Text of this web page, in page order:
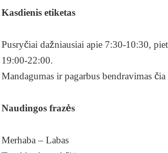
Kasdienis etiketas
Pusryčiai dažniausiai apie 7:30-10:30,
19:00-22:00.
Mandagumas ir pagarbus bendravimas
Naudingos frazės
Merhaba – Labas